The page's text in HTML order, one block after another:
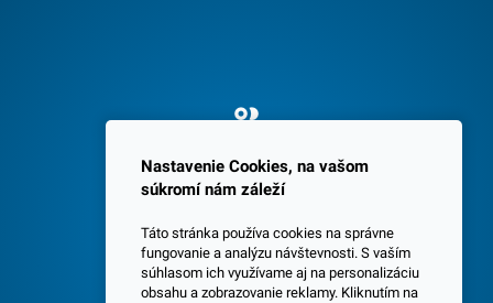
Spokojných 3600 zákazníkov
Nastavenie Cookies, na vašom
súkromí nám záleží
Táto stránka používa cookies na správne
fungovanie a analýzu návštevnosti. S vaším
súhlasom ich využívame aj na personalizáciu
obsahu a zobrazovanie reklamy. Kliknutím na